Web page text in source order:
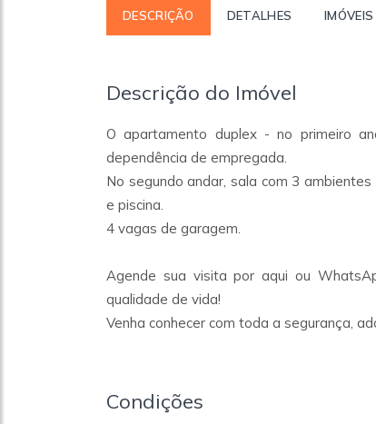
DESCRIÇÃO DETALHES
Descrição do Imóvel
O apartamento duplex - no primeiro
dependência de empregada.
No segundo andar, sala com 3
e piscina.
4 vagas de garagem.
Agende sua visita por aqui ou
qualidade de vida!
Venha conhecer com toda a segurança,
Condições